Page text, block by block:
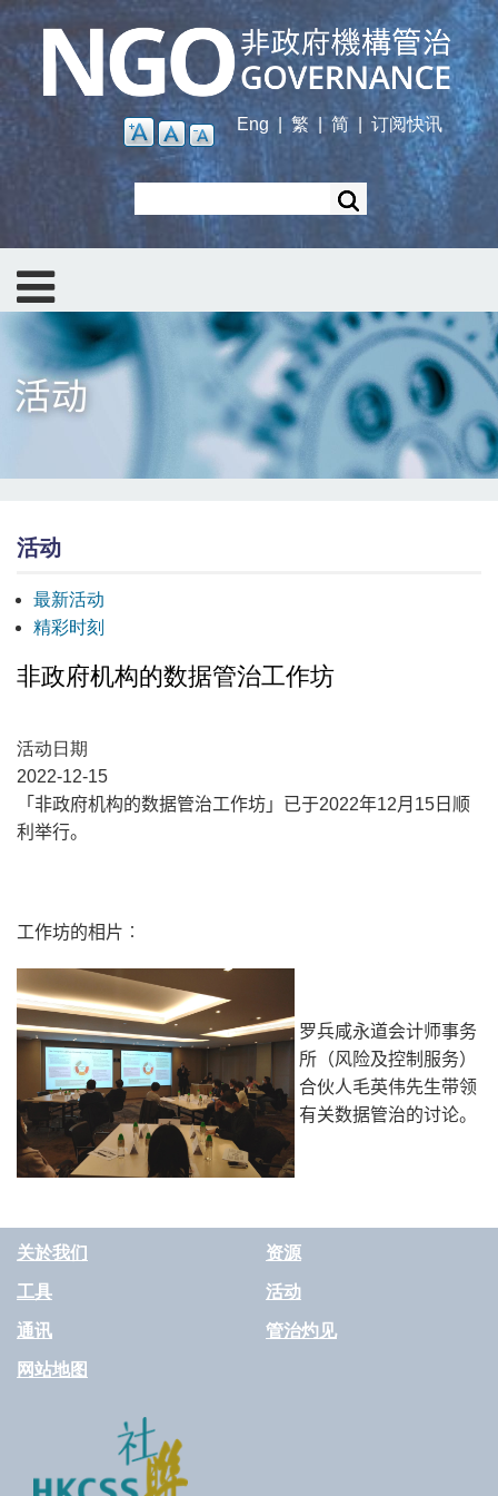
Skip
main
content
Eng
繁 | 简 订阅快讯
活动
最新活动
精彩时刻
非政府机构的数据管治工作坊
活动日期
2022-12-15
「非政府机构的数据管治工作坊」已于2022年12月15日顺
利举行。
工作坊的相片︰
罗兵咸永道会计师事务
所（风险及控制服务）
合伙人毛英伟先生带领
有关数据管治的讨论。
关於我们 资源
工具 活动
通讯 管治灼见
网站地图